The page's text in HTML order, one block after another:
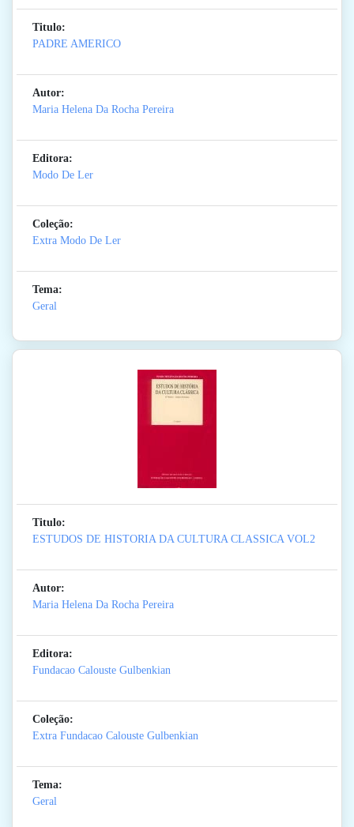
Titulo:
PADRE AMERICO
Autor:
Maria Helena Da Rocha Pereira
Editora:
Modo De Ler
Coleção:
Extra Modo De Ler
Tema:
Geral
Titulo:
ESTUDOS DE HISTORIA DA CULTURA CLASSICA VOL2
Autor:
Maria Helena Da Rocha Pereira
Editora:
Fundacao Calouste Gulbenkian
Coleção:
Extra Fundacao Calouste Gulbenkian
Tema:
Geral